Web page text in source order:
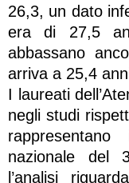
26,3, un dato
era di 27,5
abbassano
arriva a 25,4
I laureati
negli studi
nazionale del
l’analisi